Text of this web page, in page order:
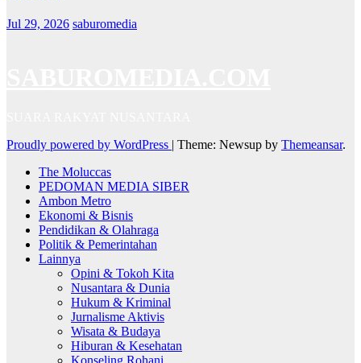
Jul 29, 2026 saburomedia
Proudly powered by WordPress | Theme: Newsup by Themeansar.
The Moluccas
PEDOMAN MEDIA SIBER
Ambon Metro
Ekonomi & Bisnis
Pendidikan & Olahraga
Politik & Pemerintahan
Lainnya
Opini & Tokoh Kita
Nusantara & Dunia
Hukum & Kriminal
Jurnalisme Aktivis
Wisata & Budaya
Hiburan & Kesehatan
Konseling Rohani